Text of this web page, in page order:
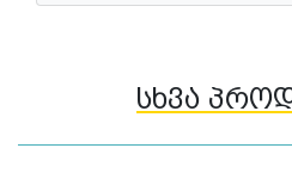
სხვა